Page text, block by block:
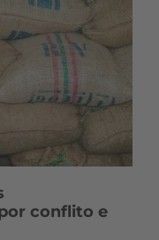
conflito e